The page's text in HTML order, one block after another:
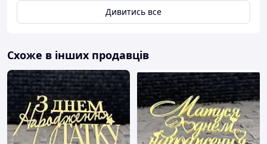
Дивитись все
Схоже в інших продавців